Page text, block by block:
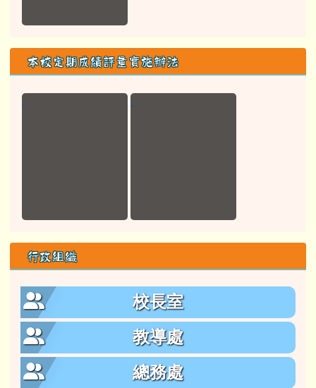
本校定期成績評量實施辦法
行政組織
校長室
教導處
總務處